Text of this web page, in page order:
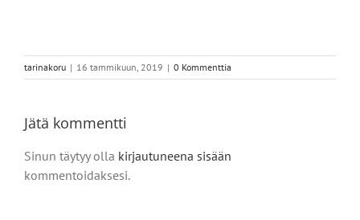
tarinakoru | 16 tammikuun, 2019 | 0 Kommenttia
Jätä kommentti
Sinun täytyy olla kirjautuneena sisään
kommentoidaksesi.